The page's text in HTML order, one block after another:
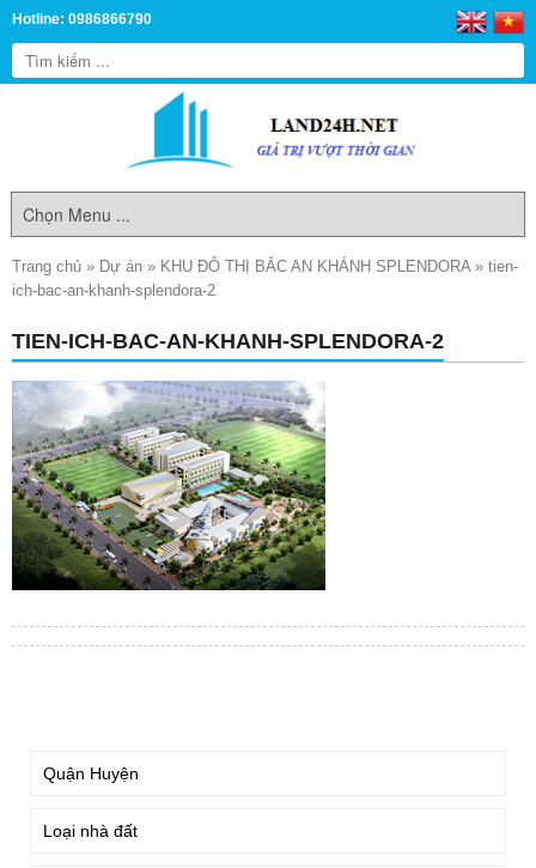
Hotline: 0986866790
Trang chủ » Dự án » KHU ĐÔ THỊ BẮC AN KHÁNH SPLENDORA» tien-
ich-bac-an-khanh-splendora-2
TIEN-ICH-BAC-AN-KHANH-SPLENDORA-2